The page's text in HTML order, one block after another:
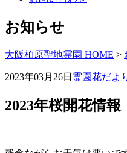
お知らせ
大阪柏原聖地霊園 HOME >
2023年03月26日 霊園花だよ
2023年桜開花情報